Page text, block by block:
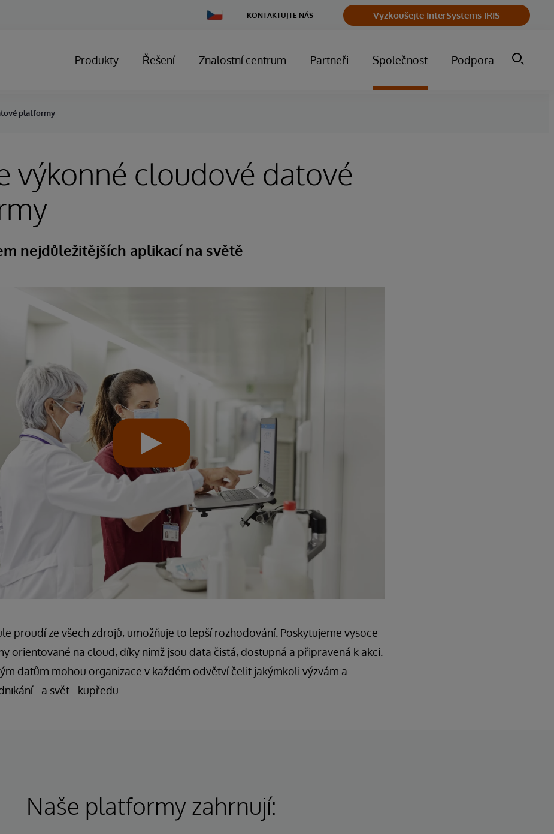
Change
Country
KONTAKTUJTE NÁS Vyzkoušejte InterSystems IRIS
Produkty Řešení Znalostní centrum Partneři Společnost Podpora
platformy
výkonné cloudové datové
nejdůležitějších aplikací na světě
proudí ze všech zdrojů, umožňuje to lepší rozhodování. Poskytujeme vysoce
orientované na cloud, díky nimž jsou data čistá, dostupná a připravená k akci.
datům mohou organizace v každém odvětví čelit jakýmkoli výzvám a
- a svět - kupředu
Naše platformy zahrnují: